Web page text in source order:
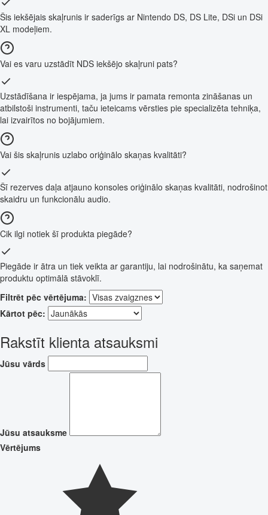
Šis iekšējais skaļrunis ir saderīgs ar Nintendo DS, DS Lite, DSi un DSi
XL modeļiem.
Vai es varu uzstādīt NDS iekšējo skaļruni pats?
Uzstādīšana ir iespējama, ja jums ir pamata remonta zināšanas un
atbilstoši instrumenti, taču ieteicams vērsties pie specializēta tehniķa,
lai izvairītos no bojājumiem.
Vai šis skaļrunis uzlabo oriģinālo skaņas kvalitāti?
Šī rezerves daļa atjauno konsoles oriģinālo skaņas kvalitāti, nodrošinot
skaidru un funkcionālu audio.
Cik ilgi notiek šī produkta piegāde?
Piegāde ir ātra un tiek veikta ar garantiju, lai nodrošinātu, ka saņemat
produktu optimālā stāvoklī.
Filtrēt pēc vērtējuma:
Kārtot pēc:
Rakstīt klienta atsauksmi
Jūsu vārds
Jūsu atsauksme
Vērtējums